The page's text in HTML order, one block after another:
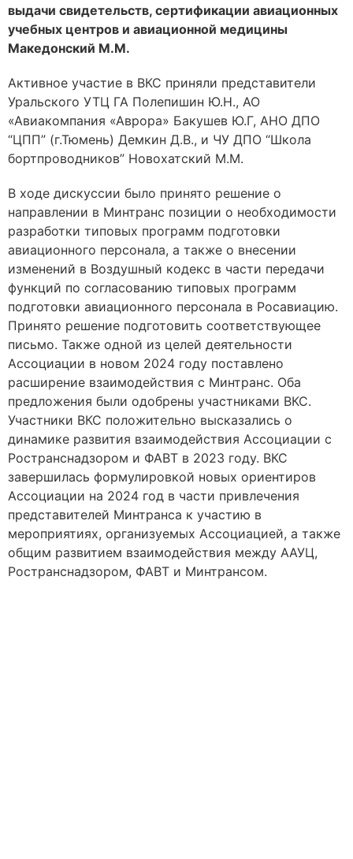
выдачи свидетельств, сертификации авиационных
учебных центров и авиационной медицины
Македонский М.М.
Активное участие в ВКС приняли представители
Уральского УТЦ ГА Полепишин Ю.Н., АО
«Авиакомпания «Аврора» Бакушев Ю.Г, АНО ДПО
“ЦПП” (г.Тюмень) Демкин Д.В., и ЧУ ДПО “Школа
бортпроводников” Новохатский М.М.
В ходе дискуссии было принято решение о
направлении в Минтранс позиции о необходимости
разработки типовых программ подготовки
авиационного персонала, а также о внесении
изменений в Воздушный кодекс в части передачи
функций по согласованию типовых программ
подготовки авиационного персонала в Росавиацию.
Принято решение подготовить соответствующее
письмо. Также одной из целей деятельности
Ассоциации в новом 2024 году поставлено
расширение взаимодействия с Минтранс. Оба
предложения были одобрены участниками ВКС.
Участники ВКС положительно высказались о
динамике развития взаимодействия Ассоциации с
Ространснадзором и ФАВТ в 2023 году. ВКС
завершилась формулировкой новых ориентиров
Ассоциации на 2024 год в части привлечения
представителей Минтранса к участию в
мероприятиях, организуемых Ассоциацией, а также
общим развитием взаимодействия между ААУЦ,
Ространснадзором, ФАВТ и Минтрансом.